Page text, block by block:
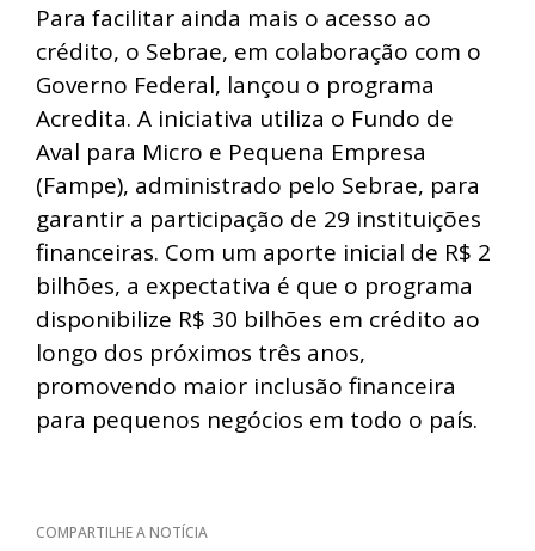
Para facilitar ainda mais o acesso ao
crédito, o Sebrae, em colaboração com o
Governo Federal, lançou o programa
Acredita. A iniciativa utiliza o Fundo de
Aval para Micro e Pequena Empresa
(Fampe), administrado pelo Sebrae, para
garantir a participação de 29 instituições
financeiras. Com um aporte inicial de R$ 2
bilhões, a expectativa é que o programa
disponibilize R$ 30 bilhões em crédito ao
longo dos próximos três anos,
promovendo maior inclusão financeira
para pequenos negócios em todo o país.
COMPARTILHE A NOTÍCIA